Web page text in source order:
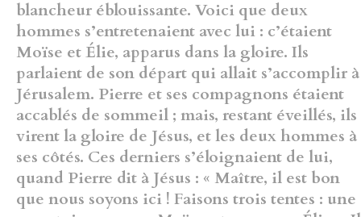
blancheur éblouissante. Voici que deux
hommes s’entretenaient avec lui : c’étaient
Moïse et Élie, apparus dans la gloire. Ils
parlaient de son départ qui allait s’accomplir à
Jérusalem. Pierre et ses compagnons étaient
accablés de sommeil ; mais, restant éveillés, ils
virent la gloire de Jésus, et les deux hommes à
ses côtés. Ces derniers s’éloignaient de lui,
quand Pierre dit à Jésus : « Maître, il est bon
que nous soyons ici ! Faisons trois tentes : une